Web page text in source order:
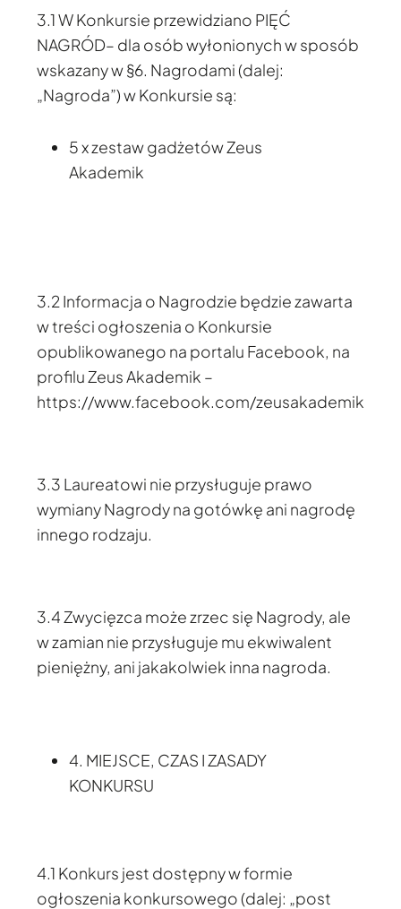
3.1 W Konkursie przewidziano PIĘĆ
NAGRÓD– dla osób wyłonionych w sposób
wskazany w §6. Nagrodami (dalej:
„Nagroda”) w Konkursie są:
5 x zestaw gadżetów Zeus
Akademik
3.2 Informacja o Nagrodzie będzie zawarta
w treści ogłoszenia o Konkursie
opublikowanego na portalu Facebook, na
profilu Zeus Akademik –
https://www.facebook.com/zeusakademik
3.3 Laureatowi nie przysługuje prawo
wymiany Nagrody na gotówkę ani nagrodę
innego rodzaju.
3.4 Zwycięzca może zrzec się Nagrody, ale
w zamian nie przysługuje mu ekwiwalent
pieniężny, ani jakakolwiek inna nagroda.
4. MIEJSCE, CZAS I ZASADY
KONKURSU
4.1 Konkurs jest dostępny w formie
ogłoszenia konkursowego (dalej: „post